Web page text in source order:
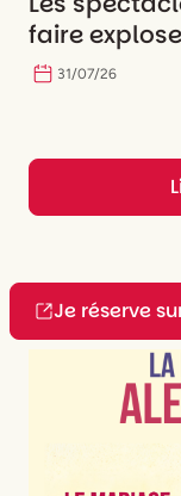
faire
31/07/26
Je réserve